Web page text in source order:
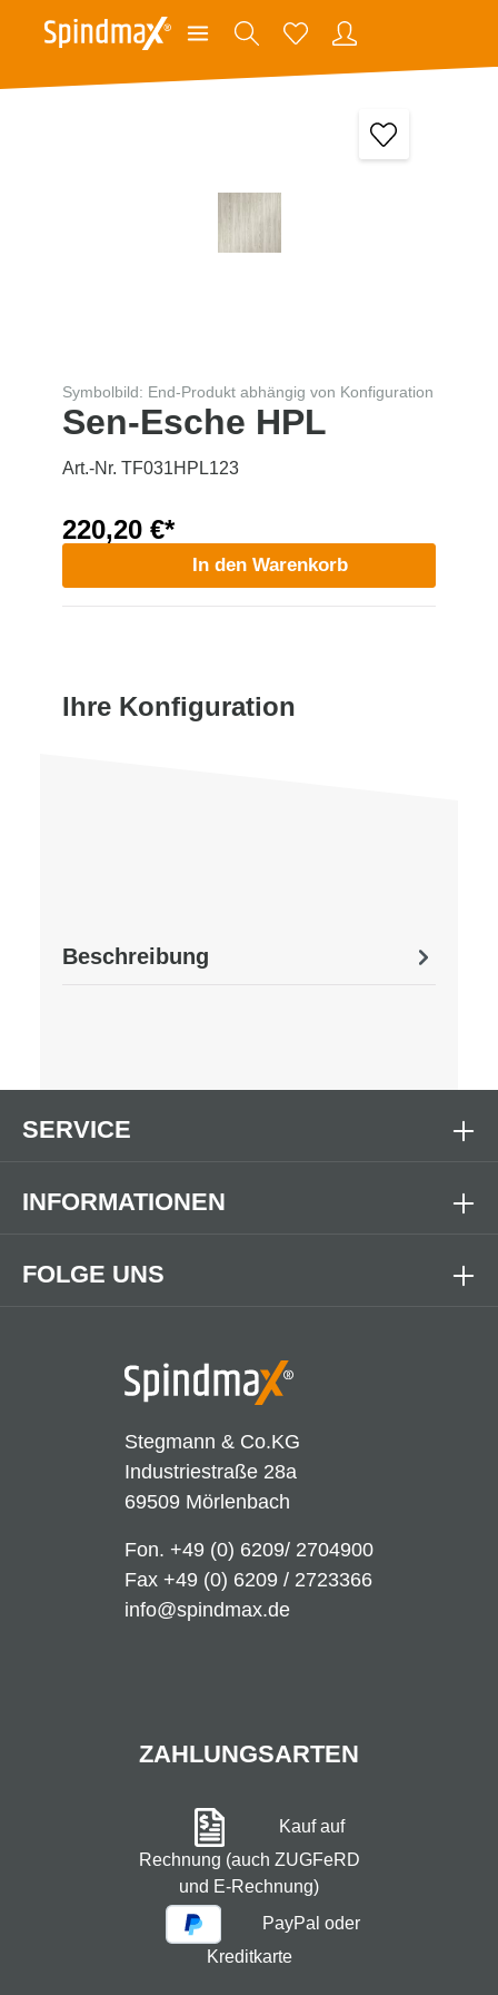
Symbolbild: End-Produkt abhängig von Konfiguration
Sen-Esche HPL
Art.-Nr. TF031HPL123
220,20 €*
In den Warenkorb
Ihre Konfiguration
Beschreibung
Stegmann & Co.KG
Industriestraße 28a
69509 Mörlenbach
Fon. +49 (0) 6209/ 2704900
Fax +49 (0) 6209 / 2723366
info@spindmax.de
FOLGE UNS
SERVICE
INFORMATIONEN
ZAHLUNGSARTEN
Kauf auf
Rechnung (auch ZUGFeRD
und E-Rechnung)
PayPal oder
Kreditkarte